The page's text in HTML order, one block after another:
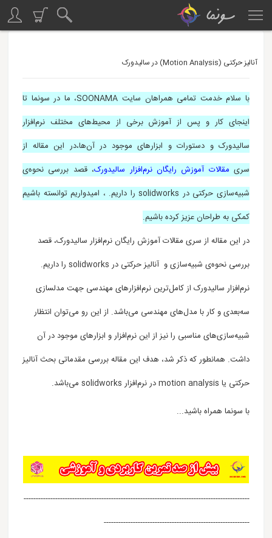
آنالیز حرکتی (Motion Analysis) در سالیدورک
با سلام خدمت تمامی
همراهان سایت SOONAMA، ما در سونما تا
اینجای کار و پس از آموزش برخی از محیط‌های مختلف نرم‌افزار
سالیدورک و دستورات و ابزارهای موجود در آن‌ها،در این مقاله از
سری مقالات آموزش رایگان نرم‌افزار سالیدورک، قصد بررسی نحوه‌ی
شبیه‌سازی حرکتی در solidworks را داریم. ، امیدواریم توانسته باشیم
کمکی به طراحان عزیز کرده باشیم.
در این مقاله از سری مقالات آموزش رایگان نرم‌افزار سالیدورک، قصد
بررسی نحوه‌ی شبیه‌سازی و آنالیزحرکتی در solidworks را داریم.
نرم‌افزار سالیدورک از کامل‌ترین نرم‌افزارهای مهندسی جهت مدلسازی
سه‌بعدی و کار با مدل‌های مهندسی می‌باشد. از این رو می‌توان انتظار
شبیه‌سازی‌های مناسبی را نیز از این نرم‌افزار و ابزارهای موجود در آن
داشت. همانطور که ذکر شد، هدف این مقاله بررسی مقدماتی بحث آنالیز
حرکتی یا motion analysis در نرم‌افزار solidworks می‌باشد.
با سونما همراه باشید...
---------------------------------------------------------------------------------------------
------------------------------------------------------------
پاسخ
پاسخ
پاسخ
پاسخ